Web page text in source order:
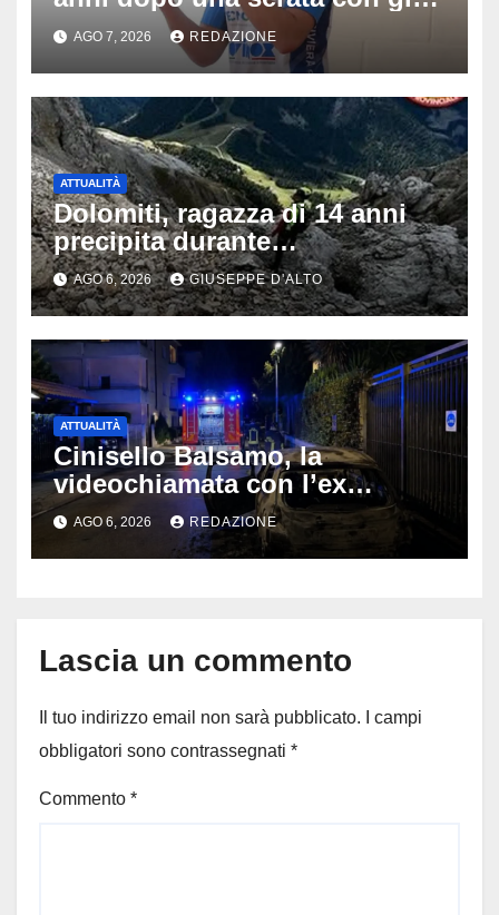
amici: il mistero dello
schianto senza frenata
AGO 7, 2026 REDAZIONE
ATTUALITÀ
Dolomiti, ragazza di 14 anni
precipita durante
un’escursione: tragedia sul
Latemar davanti alla famiglia
AGO 6, 2026 GIUSEPPE D'ALTO
ATTUALITÀ
Cinisello Balsamo, la
videochiamata con l’ex
fidanzata e il dramma: 35enne
lotta tra la vita e la morte
AGO 6, 2026 REDAZIONE
Lascia un commento
Il tuo indirizzo email non sarà pubblicato.
I campi
obbligatori sono contrassegnati *
Commento *